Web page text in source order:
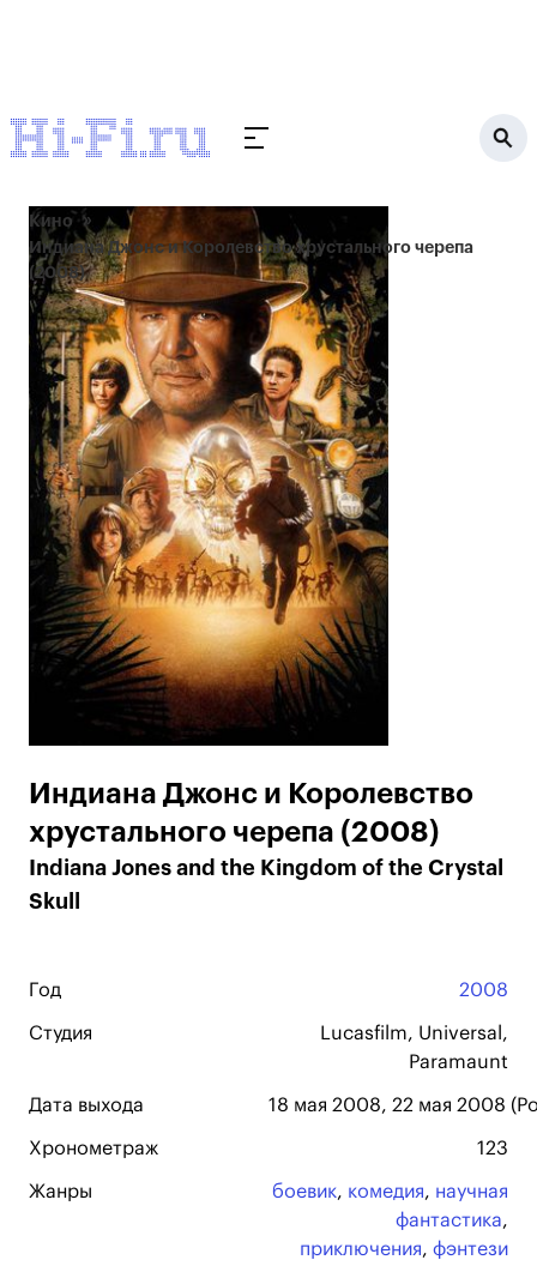
Кино
Индиана Джонс и Королевство хрустального черепа
(2008)
Индиана Джонс и Королевство
хрустального черепа (2008)
Indiana Jones and the Kingdom of the Crystal
Skull
Год 2008
Студия
Lucasfilm, Universal,
Paramaunt
Дата выхода 18 мая 2008, 22 мая 2008
Хронометраж 123
Жанры боевик, комедия, научная
фантастика,
приключения, фэнтези